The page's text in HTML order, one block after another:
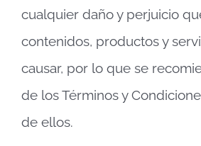
cualquier daño y perjuicio
contenidos, productos y
causar, por lo que se
de los Términos y
de ellos.